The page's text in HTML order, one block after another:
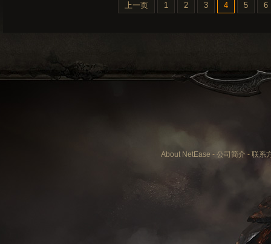
上一页 1 2 3 4 5 6
About NetEase - 公司简介 - 联系